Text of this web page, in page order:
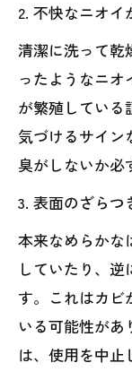
2. 不快なニオイ
清潔に洗って乾
ったようなニ
が繁殖している
気づけるサイン
臭がしないか必
3. 表面のざらつ
本来なめらかな
していたり、
す。これはカビ
いる可能性が
は、使用を中止